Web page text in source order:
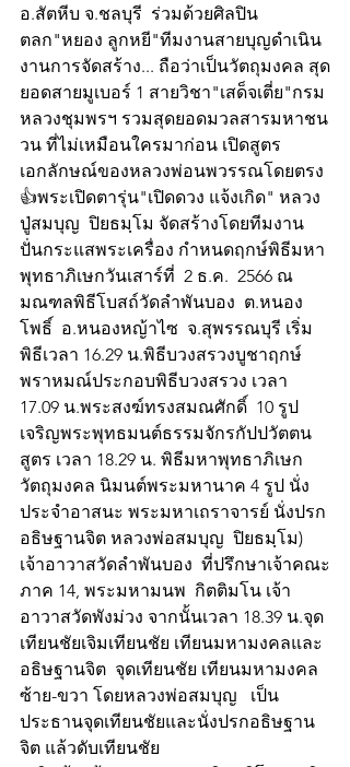
อ.สัตหีบ จ.ชลบุรี  ร่วมด้วยศิลปิน
ตลก"หยอง ลูกหยี"ทีมงานสายบุญดำเนิน
งานการจัดสร้าง... ถือว่าเป็นวัตถุมงคล สุด
ยอดสายมูเบอร์ 1 สายวิชา"เสด็จเตี่ย"กรม
หลวงชุมพรฯ รวมสุดยอดมวลสารมหาชน
วน ที่ไม่เหมือนใครมาก่อน เปิดสูตร
เอกลักษณ์ของหลวงพ่อนพวรรณโดยตรง
👍พระเปิดตารุ่น"เปิดดวง แจ้งเกิด" หลวง
ปู่สมบุญ  ปิยธมฺโม จัดสร้างโดยทีมงาน
ปั่นกระแสพระเครื่อง กำหนดฤกษ์พิธีมหา
พุทธาภิเษกวันเสาร์ที่  2 ธ.ค.  2566 ณ
มณฑลพิธีโบสถ์วัดลำพันบอง  ต.หนอง
โพธิ์  อ.หนองหญ้าไซ  จ.สุพรรณบุรี เริ่ม
พิธีเวลา 16.29 น.พิธีบวงสรวงบูชาฤกษ์
พราหมณ์ประกอบพิธีบวงสรวง เวลา
17.09 น.พระสงฆ์ทรงสมณศักดิ์  10 รูป
เจริญพระพุทธมนต์ธรรมจักรกัปปวัตตน
สูตร เวลา 18.29 น. พิธีมหาพุทธาภิเษก
วัตถุมงคล นิมนต์พระมหานาค 4 รูป นั่ง
ประจำอาสนะ พระมหาเถราจารย์ นั่งปรก
อธิษฐานจิต หลวงพ่อสมบุญ  ปิยธมฺโม)
เจ้าอาวาสวัดลำพันบอง  ที่ปรึกษาเจ้าคณะ
ภาค 14, พระมหามนพ  กิตติมโน เจ้า
อาวาสวัดพังม่วง จากนั้นเวลา 18.39 น.จุด
เทียนชัยเจิมเทียนชัย เทียนมหามงคลและ
อธิษฐานจิต  จุดเทียนชัย เทียนมหามงคล
ซ้าย-ขวา โดยหลวงพ่อสมบุญ   เป็น
ประธานจุดเทียนชัยและนั่งปรกอธิษฐาน
จิต แล้วดับเทียนชัย